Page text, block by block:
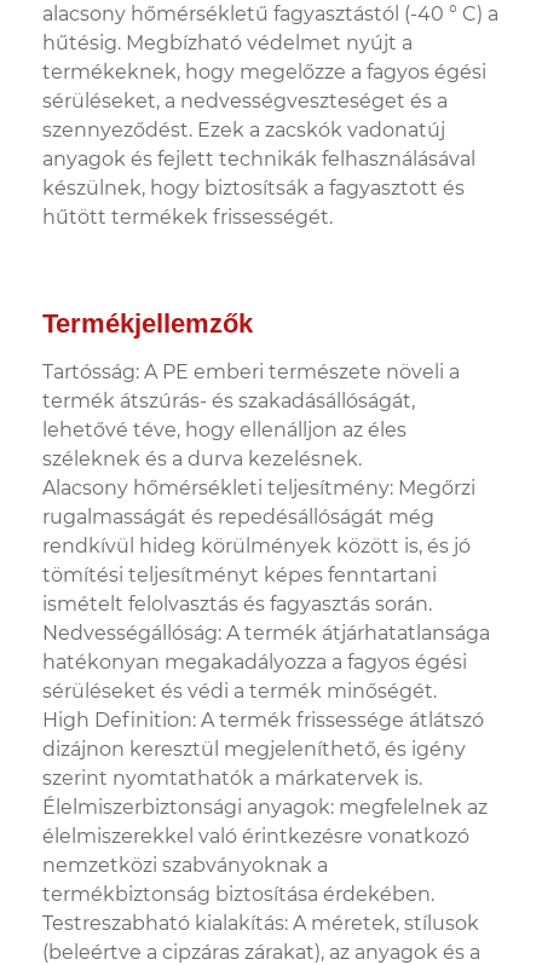
alacsony hőmérsékletű fagyasztástól (-40 ° C) a
hűtésig. Megbízható védelmet nyújt a
termékeknek, hogy megelőzze a fagyos égési
sérüléseket, a nedvességveszteséget és a
szennyeződést. Ezek a zacskók vadonatúj
anyagok és fejlett technikák felhasználásával
készülnek, hogy biztosítsák a fagyasztott és
hűtött termékek frissességét.
Termékjellemzők
Tartósság: A PE emberi természete növeli a
termék átszúrás- és szakadásállóságát,
lehetővé téve, hogy ellenálljon az éles
széleknek és a durva kezelésnek.
Alacsony hőmérsékleti teljesítmény: Megőrzi
rugalmasságát és repedésállóságát még
rendkívül hideg körülmények között is, és jó
tömítési teljesítményt képes fenntartani
ismételt felolvasztás és fagyasztás során.
Nedvességállóság: A termék átjárhatatlansága
hatékonyan megakadályozza a fagyos égési
sérüléseket és védi a termék minőségét.
High Definition: A termék frissessége átlátszó
dizájnon keresztül megjeleníthető, és igény
szerint nyomtathatók a márkatervek is.
Élelmiszerbiztonsági anyagok: megfelelnek az
élelmiszerekkel való érintkezésre vonatkozó
nemzetközi szabványoknak a
termékbiztonság biztosítása érdekében.
Testreszabható kialakítás: A méretek, stílusok
(beleértve a cipzáras zárakat), az anyagok és a